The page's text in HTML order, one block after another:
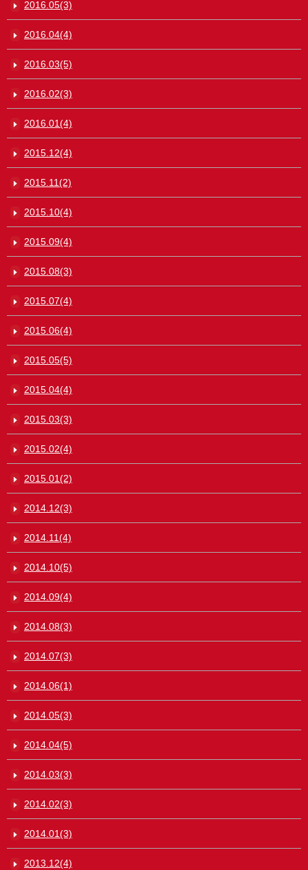
2016.05(3)
2016.04(4)
2016.03(5)
2016.02(3)
2016.01(4)
2015.12(4)
2015.11(2)
2015.10(4)
2015.09(4)
2015.08(3)
2015.07(4)
2015.06(4)
2015.05(5)
2015.04(4)
2015.03(3)
2015.02(4)
2015.01(2)
2014.12(3)
2014.11(4)
2014.10(5)
2014.09(4)
2014.08(3)
2014.07(3)
2014.06(1)
2014.05(3)
2014.04(5)
2014.03(3)
2014.02(3)
2014.01(3)
2013.12(4)